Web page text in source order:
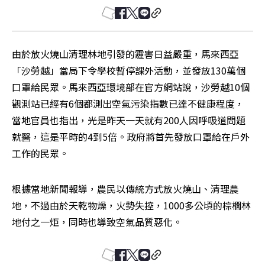
由於放火燒山清理林地引發的霾害日益嚴重，馬來西亞
「沙勞越」當局下令學校暫停課外活動，並發放130萬個
口罩給民眾。馬來西亞環境部在官方網站說，沙勞越10個
觀測站已經有6個都測出空氣污染指數已達不健康程度，
當地官員也指出，光是昨天一天就有200人因呼吸道問題
就醫，這是平時的4到5倍。政府將首先發放口罩給在戶外
工作的民眾。
根據當地新聞報導，農民以傳統方式放火燒山、清理農
地，不過由於天乾物燥，火勢失控，1000多公頃的棕櫚林
地付之一炬，同時也導致空氣品質惡化。